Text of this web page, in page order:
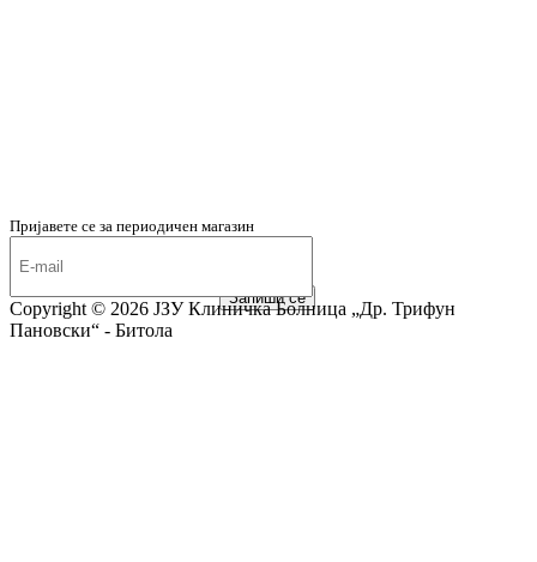
Пријавете се за периодичен магазин
Запиши се
Copyright © 2026 ЈЗУ Клиничка Болница „Др. Трифун
Пановски“ - Битола